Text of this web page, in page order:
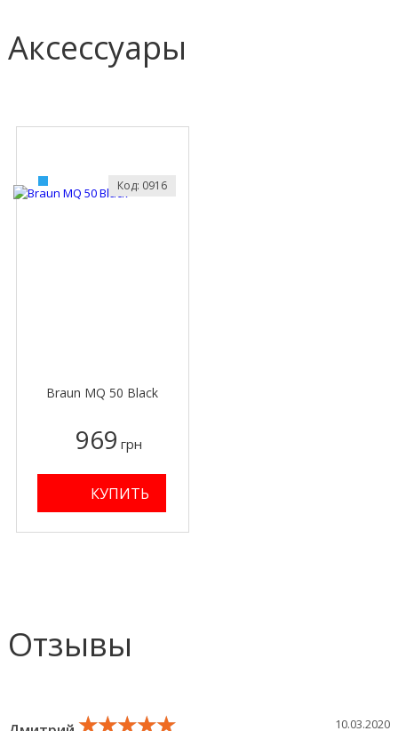
Аксессуары
Braun MQ 50 Black
Код: 0916
969 грн
Отзывы
★★★★★
★★★★★
★★★★★ 10.03.2020